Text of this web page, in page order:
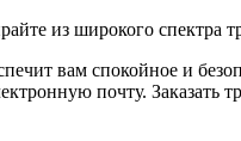
из широкого спектра
вам спокойное и
почту. Заказать